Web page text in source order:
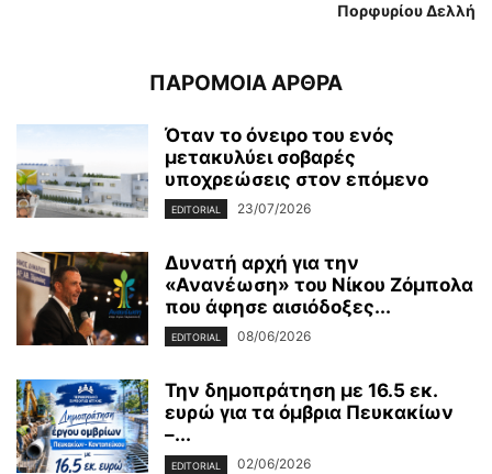
Πορφυρίου Δελλή
ΠΑΡΟΜΟΙΑ ΑΡΘΡΑ
Όταν το όνειρο του ενός
μετακυλύει σοβαρές
υποχρεώσεις στον επόμενο
EDITORIAL 23/07/2026
Δυνατή αρχή για την
«Ανανέωση» του Νίκου Ζόμπολα
που άφησε αισιόδοξες...
EDITORIAL 08/06/2026
Την δημοπράτηση με 16.5 εκ.
ευρώ για τα όμβρια Πευκακίων
–...
EDITORIAL 02/06/2026